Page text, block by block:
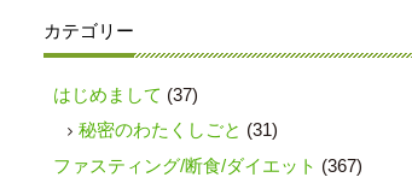
カテゴリー
はじめまして (37)
秘密のわたくしごと (31)
ファスティング/断食/ダイエット (367)